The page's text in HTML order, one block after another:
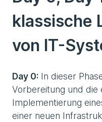
klassische
von IT-
Day 0: In dieser
Vorbereitung und
Implementierung
einer neuen